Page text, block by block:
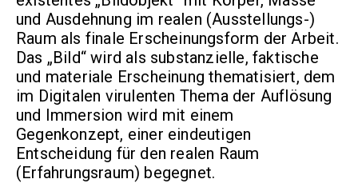
und Ausdehnung im realen (Ausstellungs-)
Raum als finale Erscheinungsform der Arbeit.
Das „Bild“ wird als substanzielle, faktische
und materiale Erscheinung thematisiert, dem
im Digitalen virulenten Thema der Auflösung
und Immersion wird mit einem
Gegenkonzept, einer eindeutigen
Entscheidung für den realen Raum
(Erfahrungsraum) begegnet.